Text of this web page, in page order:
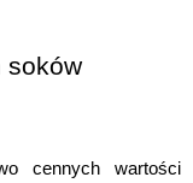
soków
cennych wartości